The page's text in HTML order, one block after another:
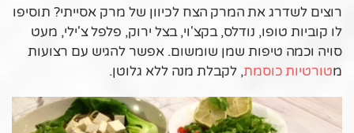
רוצים לשדרג את המרק הצח לכיוון של מרק אסייתי? תוסיפו
לו קוביות טופו, נודלס, בקצ'וי, בצל ירוק, פלפל צ'ילי, מעט
סויה וכמה טיפות שמן שומשום. אפשר להגיש עם רצועות
מטורטיות כוסמת, לקבלת מנה ללא גלוטן.